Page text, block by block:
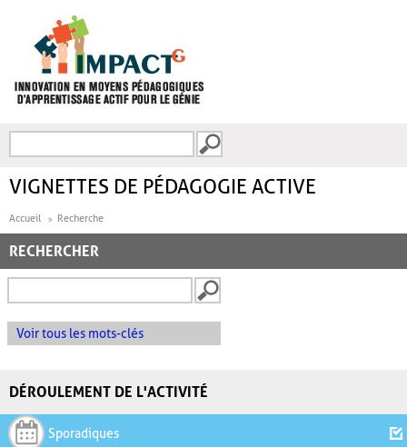
FORMULAIRE DE
VIGNETTES DE PÉDAGOGIE ACTIVE
Accueil Recherche
RECHERCHER
Voir tous les mots-clés
DÉROULEMENT DE L'ACTIVITÉ
Sporadiques